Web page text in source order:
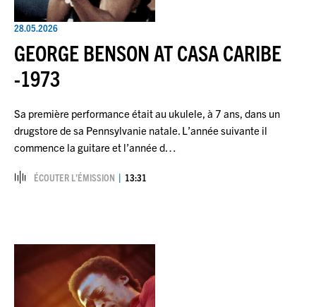
28.05.2026
GEORGE BENSON AT CASA CARIBE
-1973
Sa première performance était au ukulele, à 7 ans, dans un
drugstore de sa Pennsylvanie natale. L’année suivante il
commence la guitare et l’année d…
ÉCOUTER L’ÉMISSION 13:31